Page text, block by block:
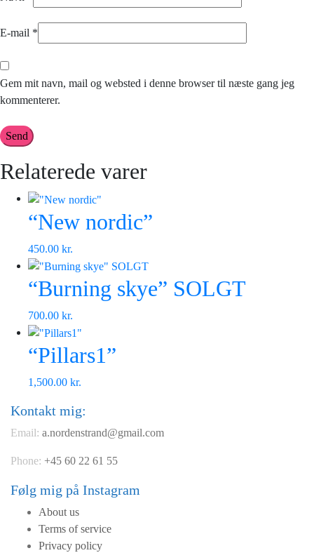
E-mail *
Gem mit navn, mail og websted i denne browser til næste gang jeg
kommenterer.
Relaterede varer
“New nordic”
450.00 kr.
“Burning skye” SOLGT
700.00 kr.
“Pillars1”
1,500.00 kr.
Kontakt mig:
Email: a.nordenstrand@gmail.com
Phone: +45 60 22 61 55
Følg mig på Instagram
About us
Terms of service
Privacy policy